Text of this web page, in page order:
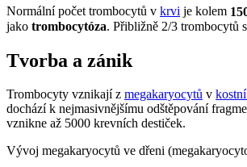
Normální počet trombocytů v krvi je kolem
jako trombocytóza. Přibližně 2/3 trombocytů
Tvorba a zánik
Trombocyty vznikají z megakaryocytů v
dochází k nejmasivnějšímu odštěpování
vznikne až 5000 krevních destiček.
Vývoj megakaryocytů ve dřeni